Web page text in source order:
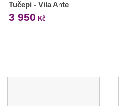
Tučepi - Vila Ante
3 950 Kč